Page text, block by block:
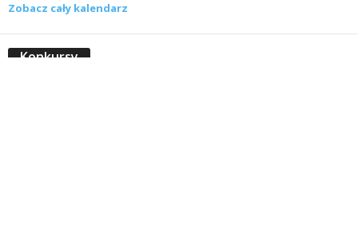
Zobacz cały kalendarz
Konkursy